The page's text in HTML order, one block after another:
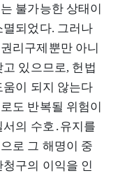
불가능한 상태이
되었다. 그러나
리구제뿐만 아니
있으므로, 헌법
이 되지 않는다
도 반복될 위험이
의 수호․유지를
로 그 해명이 중
구의 이익을 인